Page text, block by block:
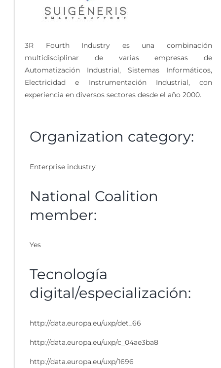
3R Fourth Industry es una combinación
multidisciplinar de varias empresas de
Automatización Industrial, Sistemas Informáticos,
Electricidad e Instrumentación Industrial, con
experiencia en diversos sectores desde el año 2000.
Organization category:
Enterprise industry
National Coalition
member:
Yes
Tecnología
digital/especialización:
http://data.europa.eu/uxp/det_66
http://data.europa.eu/uxp/c_04ae3ba8
http://data.europa.eu/uxp/1696